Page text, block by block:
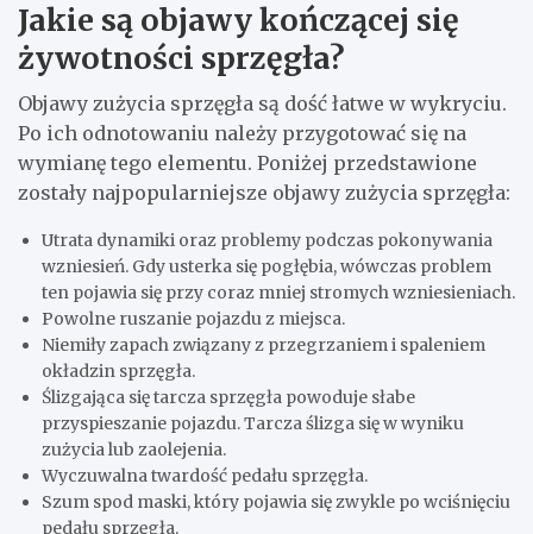
Jakie są objawy kończącej się
żywotności sprzęgła?
Objawy zużycia sprzęgła są dość łatwe w wykryciu.
Po ich odnotowaniu należy przygotować się na
wymianę tego elementu. Poniżej przedstawione
zostały najpopularniejsze objawy zużycia sprzęgła:
Utrata dynamiki oraz problemy podczas pokonywania
wzniesień. Gdy usterka się pogłębia, wówczas problem
ten pojawia się przy coraz mniej stromych wzniesieniach.
Powolne ruszanie pojazdu z miejsca.
Niemiły zapach związany z przegrzaniem i spaleniem
okładzin sprzęgła.
Ślizgająca się tarcza sprzęgła powoduje słabe
przyspieszanie pojazdu. Tarcza ślizga się w wyniku
zużycia lub zaolejenia.
Wyczuwalna twardość pedału sprzęgła.
Szum spod maski, który pojawia się zwykle po wciśnięciu
pedału sprzęgła.